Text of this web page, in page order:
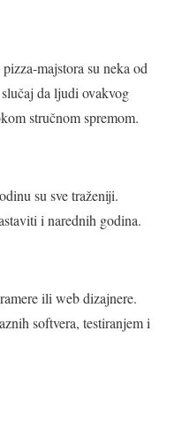
majstora su neka od
da ljudi ovakvog
stručnom spremom.
su sve traženiji.
i narednih godina.
ili web dizajnere.
softvera, testiranjem i